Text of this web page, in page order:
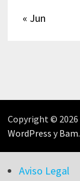
« Jun
Copyright © 2026
WordPress yBam.
Aviso Legal